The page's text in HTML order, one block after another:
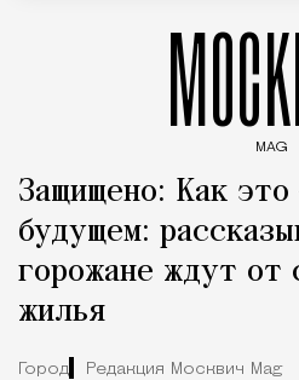
MAG
Защищено: Как
будущем:
горожане ждут от
жилья
Город Редакция Москвич Mag